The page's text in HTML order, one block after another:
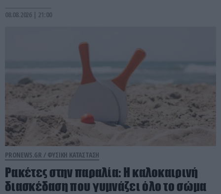
08.08.2026 | 21:00
PRONEWS.GR / ΦΥΣΙΚΗ ΚΑΤΑΣΤΑΣΗ
Ρακέτες στην παραλία: Η καλοκαιρινή
διασκέδαση που γυμνάζει όλο το σώμα